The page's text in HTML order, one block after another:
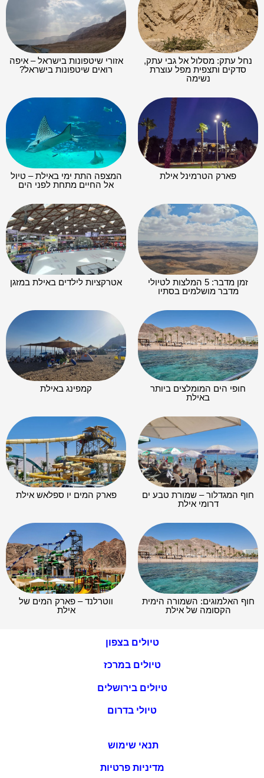
נחל עתק: מסלול אל גבי עתק,
סדקים ותצפית מפל עוצרת
נשימה
אזורי שיטפונות בישראל – איפה
רואים שיטפונות בישראל?
פארק הטרמינל אילת
המצפה התת ימי באילת – טיול
אל החיים מתחת לפני הים
זמן מדבר: 5 המלצות לטיולי
מדבר מושלמים בסתיו
אטרקציות לילדים באילת במזגן
חופי הים המומלצים ביותר
באילת
קמפינג באילת
חוף המגדלור – שמורת טבע ים
דרומי אילת
פארק המים יו ספלאש אילת
חוף האלמוגים: השמורה הימית
הקסומה של אילת
ווטרלנד – פארק המים של
אילת
טיולים בצפון
טיולים במרכז
טיולים בירושלים
טיולי בדרום
תנאי שימוש
מדיניות פרטיות